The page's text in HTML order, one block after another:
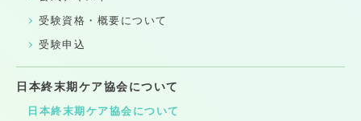
受験資格・概要について
受験申込
日本終末期ケア協会について
日本終末期ケア協会について